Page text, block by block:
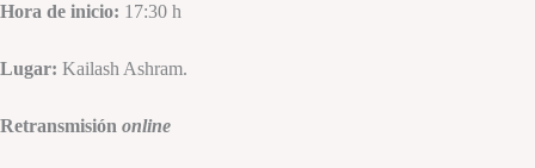
Hora de inicio: 17:30 h
Lugar: Kailash Ashram.
Retransmisión online